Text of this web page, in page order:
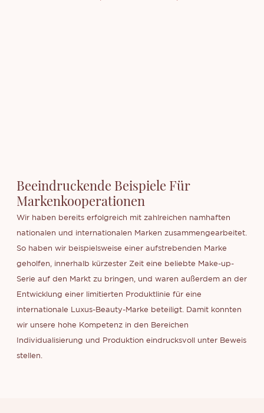
Beeindruckende Beispiele Für
Markenkooperationen
Wir haben bereits erfolgreich mit zahlreichen namhaften
nationalen und internationalen Marken zusammengearbeitet.
So haben wir beispielsweise einer aufstrebenden Marke
geholfen, innerhalb kürzester Zeit eine beliebte Make-up-
Serie auf den Markt zu bringen, und waren außerdem an der
Entwicklung einer limitierten Produktlinie für eine
internationale Luxus-Beauty-Marke beteiligt. Damit konnten
wir unsere hohe Kompetenz in den Bereichen
Individualisierung und Produktion eindrucksvoll unter Beweis
stellen.